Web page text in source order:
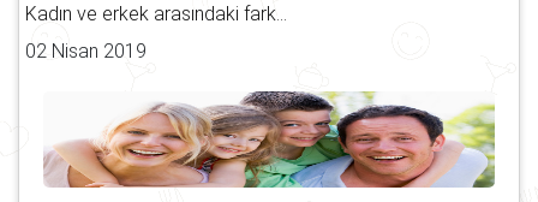
Kadın ve erkek arasındaki fark...
02 Nisan 2019